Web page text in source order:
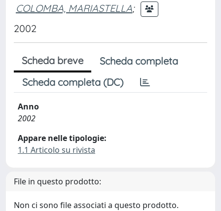
COLOMBA, MARIASTELLA;
2002
Scheda breve
Scheda completa
Scheda completa (DC)
Anno
2002
Appare nelle tipologie:
1.1 Articolo su rivista
File in questo prodotto:
Non ci sono file associati a questo prodotto.